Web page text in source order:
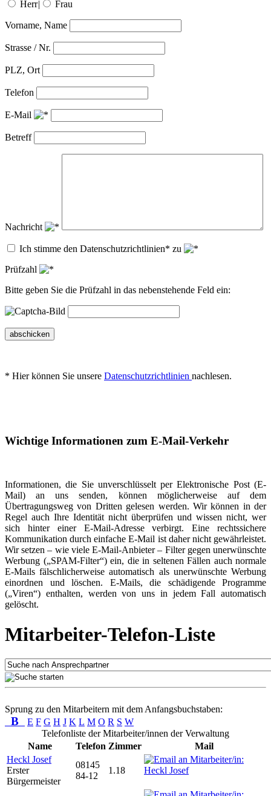
Herr| Frau
Vorname, Name
Strasse / Nr.
PLZ, Ort
Telefon
E-Mail
Betreff
Nachricht
Ich stimme den Datenschutzrichtlinien* zu
Prüfzahl
Bitte geben Sie die Prüfzahl in das nebenstehende Feld ein:
abschicken
* Hier können Sie unsere Datenschutzrichtlinien nachlesen.
Wichtige Informationen zum E-Mail-Verkehr
Informationen, die Sie unverschlüsselt per Elektronische Post (E-
Mail) an uns senden, können möglicherweise auf dem
Übertragungsweg von Dritten gelesen werden. Wir können in der
Regel auch Ihre Identität nicht überprüfen und wissen nicht, wer
sich hinter einer E-Mail-Adresse verbirgt. Eine rechtssichere
Kommunikation durch einfache E-Mail ist daher nicht gewährleistet.
Wir setzen – wie viele E-Mail-Anbieter – Filter gegen unerwünschte
Werbung („SPAM-Filter“) ein, die in seltenen Fällen auch normale
E-Mails fälschlicherweise automatisch als unerwünschte Werbung
einordnen und löschen. E-Mails, die schädigende Programme
(„Viren“) enthalten, werden von uns in jedem Fall automatisch
gelöscht.
Mitarbeiter-Telefon-Liste
Sprung zu den Mitarbeitern mit dem Anfangsbuchstaben:
B E F G H J K L M O R S W
Telefonliste der Mitarbeiter/innen der Verwaltung
Name
Telefon Zimmer
Mail
Heckl Josef
Erster
Bürgermeister
08145
84-12
1.18